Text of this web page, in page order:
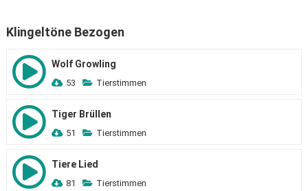
Klingeltöne Bezogen
Wolf Growling
53 Tierstimmen
Tiger Brüllen
51 Tierstimmen
Tiere Lied
81 Tierstimmen